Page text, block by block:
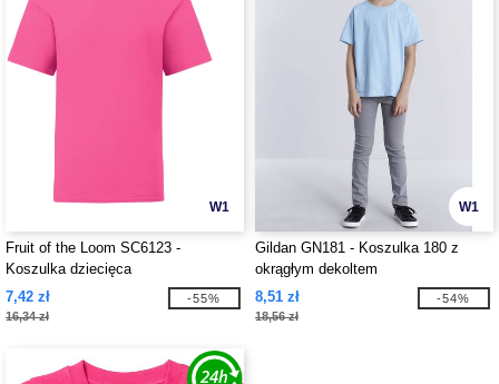
W1
Fruit of the Loom SC6123 -
Koszulka dziecięca
7,42 zł
16,34 zł
-55%
W1
Gildan GN181 - Koszulka 180 z
okrągłym dekoltem
8,51 zł
18,56 zł
-54%